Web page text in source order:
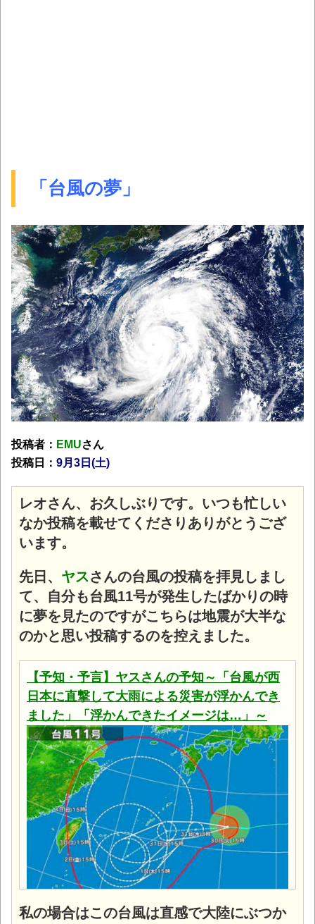
「台風の夢」
投稿者： EMUさん
投稿日： 9月3日(土)
レオさん、お久しぶりです。いつも忙しい
なか投稿を載せてくださりありがとうござ
います。
先日、 ヤスさんの台風の投稿を拝見しまし
て、自分も台風11号が発生したばかりの時
に夢を見たのですがこちらは地震が大半な
のかと思い投稿するのを控えました。
【予知・予言】ヤスさんの予知～「台風が西
日本に直撃して大雨による災害が浮かんでき
ました」「浮かんできたイメージは…」～
私の場合はこの台風は直感で大陸にぶつか